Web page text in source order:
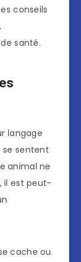
conseils
santé.
langage
se sentent
animal ne
il est peut-
cache ou